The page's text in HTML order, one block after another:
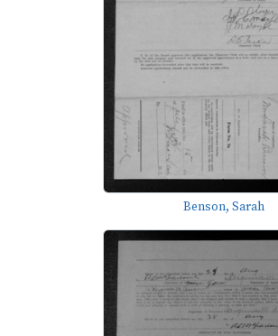
Benson, Sarah